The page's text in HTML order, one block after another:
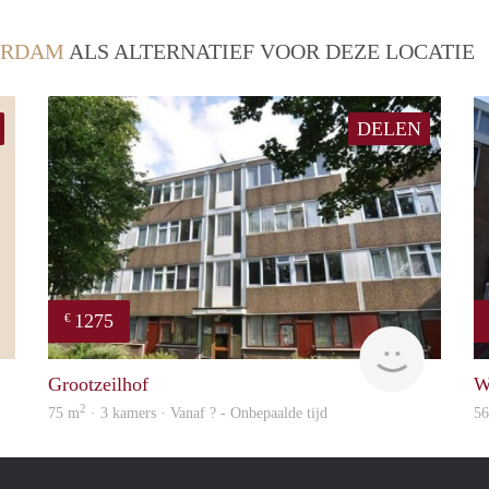
ALS ALTERNATIEF VOOR DEZE LOCATIE
DELEN
€ 1275
Grootzeilhof
75 m2 · 3 kamers · Vanaf ? - Onbepaalde tijd